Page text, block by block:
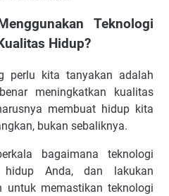
Teknologi
Hidup?
perlu kita tanyakan adalah
meningkatkan kualitas
membuat hidup kita
bukan sebaliknya.
bagaimana teknologi
hidup Anda, dan lakukan
untuk memastikan teknologi